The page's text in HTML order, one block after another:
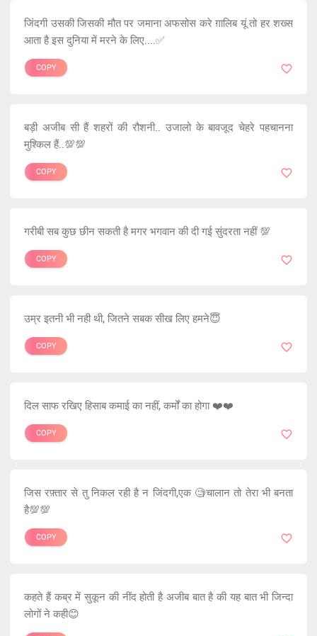
जिंदगी उसकी जिसकी मौत पर जमाना अफसोस करे ग़ालिब यूं तो हर शख्स
आता है इस दुनिया में मरने के लिए....✅
COPY
बड़ी अजीब सी हैं शहरों की रौशनी.. उजालो के बावजूद चेहरे पहचानना
मुश्किल हैं..💯💯
COPY
गरीबी सब कुछ छीन सकती है मगर भगवान की दी गई सुंदरता नहीं 💯
COPY
उम्र इतनी भी नही थी, जितने सबक सीख लिए हमने😇
COPY
दिल साफ रखिए हिसाब कमाई का नहीं, कर्मों का होगा ❤️❤️
COPY
जिस रफ़्तार से तु निकल रही है न जिंदगी,एक 🧐चालान तो तेरा भी बनता
है💯💯
COPY
कहते हैं कब्र में सुकून की नींद होती है अजीब बात है की यह बात भी जिन्दा
लोगों ने कही😊